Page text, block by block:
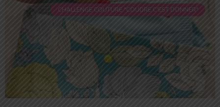
CHALLENGE COUTURE "COUDRE C'EST DONNER"